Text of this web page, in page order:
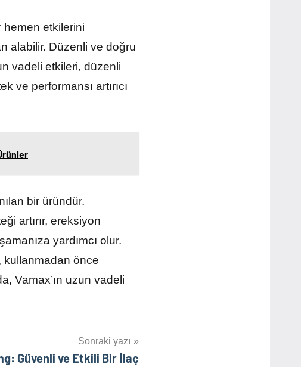
hemen etkilerini
alabilir. Düzenli ve doğru
vadeli etkileri, düzenli
ve performansı artırıcı
bir üründür.
artırır, ereksiyon
yardımcı olur.
kullanmadan önce
Vamax’ın uzun vadeli
Sonraki yazı
Güvenli ve Etkili Bir İlaç